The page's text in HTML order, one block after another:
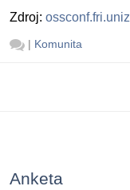
Zdroj:
| Komunita
Anketa